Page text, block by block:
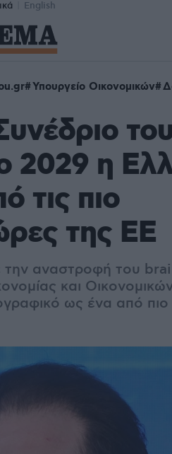
English
Υπουργείο Οικονομικών
2029 η
τις πιο
της ΕΕ
την αναστροφή του
και
ως ένα από